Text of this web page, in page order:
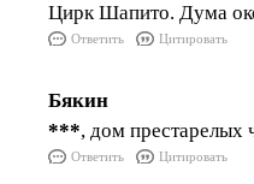
Цирк Шапито. Дума
Ответить Цитировать
Бякин
***, дом престарелых
Ответить Цитировать